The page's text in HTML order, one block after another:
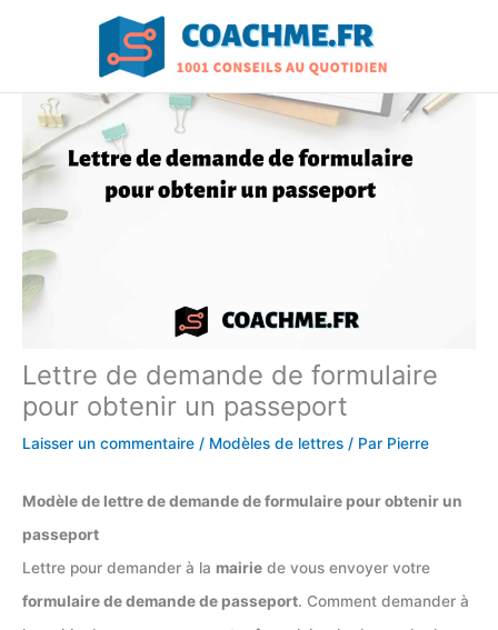
Lettre de demande de formulaire
pour obtenir un passeport
Laisser un commentaire / Modèles de lettres / Par Pierre
Modèle de lettre de demande de formulaire pour obtenir un
passeport
Lettre pour demander à la mairie de vous envoyer votre
formulaire de demande de passeport. Comment demander à